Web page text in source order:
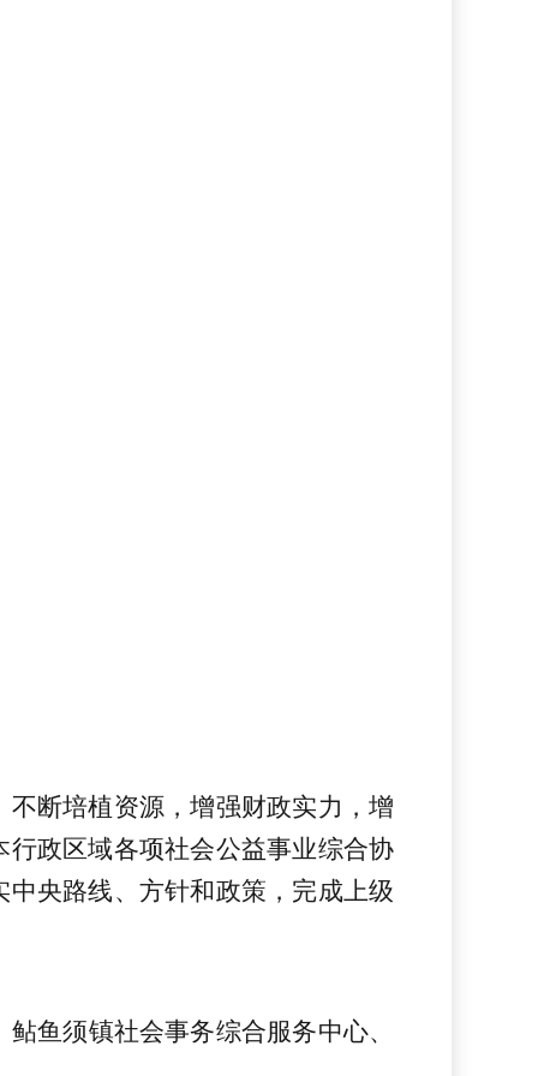
断培植资源，增强财政实力，增
政区域各项社会公益事业综合协
央路线、方针和政策，完成上级
鲇鱼须镇社会事务综合服务中心、